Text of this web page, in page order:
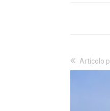
Articolo